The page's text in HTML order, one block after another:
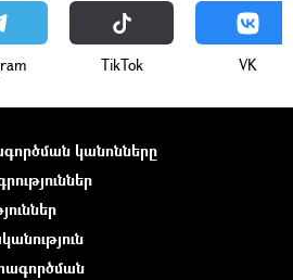
ТikТоk VK
կանոնները